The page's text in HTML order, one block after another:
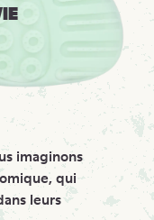
imaginons
qui
leurs